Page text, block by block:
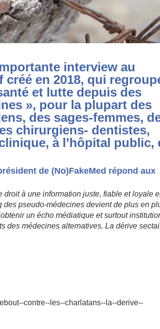
interview au
en 2018, qui
et lutte depuis des
», pour la plupart des
des sages-femmes,
chirurgiens- dentistes,
à l’hôpital public,
de (No)FakeMed répond aux
à une information juste, fiable et loyale
des pseudo-médecines devient de plus en
un écho médiatique et surtout
des médecines alternatives. La dérive
­‐contre-­‐les-­‐charlatans-­‐la-­‐derive-­‐